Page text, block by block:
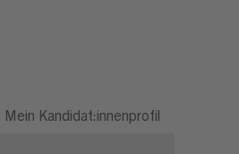
Mein Kandidat:innenprofil